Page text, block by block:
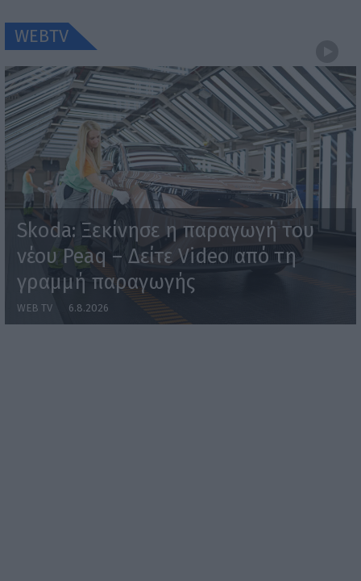
WEBTV
Skoda: Ξεκίνησε η παραγωγή του
νέου Peaq – Δείτε Video από τη
γραμμή παραγωγής
WEB TV 6.8.2026